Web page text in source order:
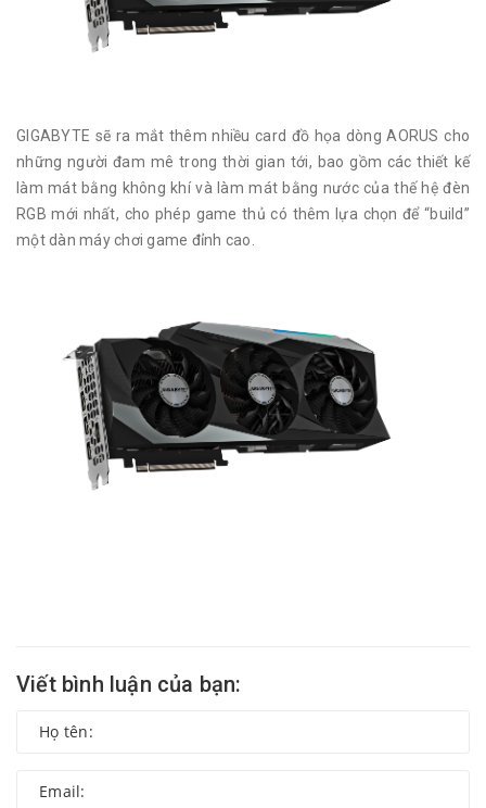
GIGABYTE sẽ ra mắt thêm nhiều card đồ họa dòng AORUS cho
những người đam mê trong thời gian tới, bao gồm các thiết kế
làm mát bằng không khí và làm mát bằng nước của thế hệ đèn
RGB mới nhất, cho phép game thủ có thêm lựa chọn để “build”
một dàn máy chơi game đỉnh cao.
Viết bình luận của bạn: